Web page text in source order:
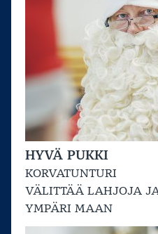
HYVÄ PUKKI
KORVATUNTURI
VÄLITTÄÄ LAHJOJA
YMPÄRI MAAN